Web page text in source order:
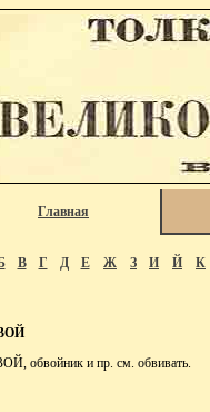
Главная
В Г Д Е Ж З И Й К
обвойник и пр. см. обвивать.